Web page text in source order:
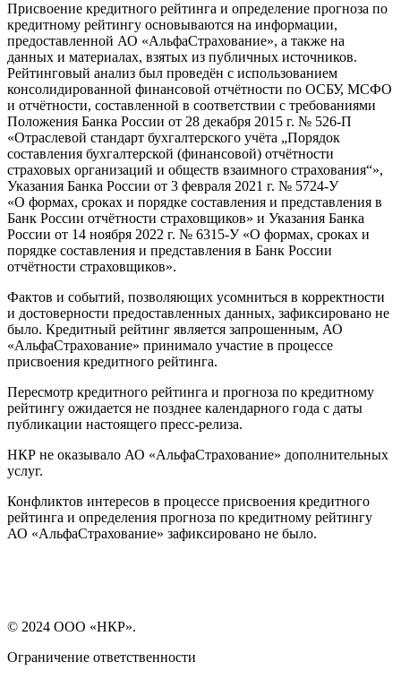
Присвоение кредитного рейтинга и определение прогноза по
кредитному рейтингу основываются на информации,
предоставленной АО «АльфаСтрахование», а также на
данных и материалах, взятых из публичных источников.
Рейтинговый анализ был проведён с использованием
консолидированной финансовой отчётности по ОСБУ, МСФО
и отчётности, составленной в соответствии с требованиями
Положения Банка России от 28 декабря 2015 г. № 526-П
«Отраслевой стандарт бухгалтерского учёта „Порядок
составления бухгалтерской (финансовой) отчётности
страховых организаций и обществ взаимного страхования“»,
Указания Банка России от 3 февраля 2021 г. № 5724-У
«О формах, сроках и порядке составления и представления в
Банк России отчётности страховщиков» и Указания Банка
России от 14 ноября 2022 г. № 6315-У «О формах, сроках и
порядке составления и представления в Банк России
отчётности страховщиков».
Фактов и событий, позволяющих усомниться в корректности
и достоверности предоставленных данных, зафиксировано не
было. Кредитный рейтинг является запрошенным, АО
«АльфаСтрахование» принимало участие в процессе
присвоения кредитного рейтинга.
Пересмотр кредитного рейтинга и прогноза по кредитному
рейтингу ожидается не позднее календарного года с даты
публикации настоящего пресс-релиза.
НКР не оказывало АО «АльфаСтрахование» дополнительных
услуг.
Конфликтов интересов в процессе присвоения кредитного
рейтинга и определения прогноза по кредитному рейтингу
АО «АльфаСтрахование» зафиксировано не было.
© 2024 ООО «НКР».
Ограничение ответственности